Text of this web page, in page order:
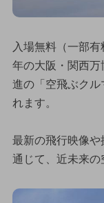
入場無料（一部
年の大阪・関西
進の「空飛ぶクル
れます。
最新の飛行映像や
通じて、近未来の